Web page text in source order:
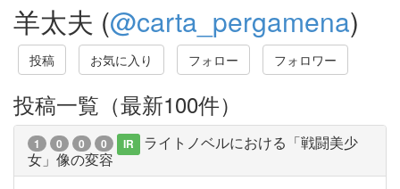
羊太夫 (@carta_pergamena)
投稿 お気に入り フォロー フォロワー
投稿一覧（最新100件）
1 0 0 0 IR
ライトノベルにおける「戦闘美少
女」像の変容